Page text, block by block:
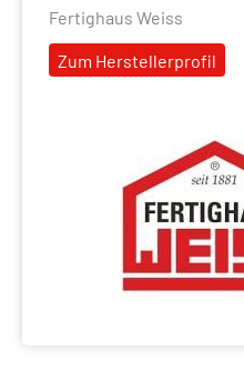
Fertighaus Weiss
Zum Herstellerprofil